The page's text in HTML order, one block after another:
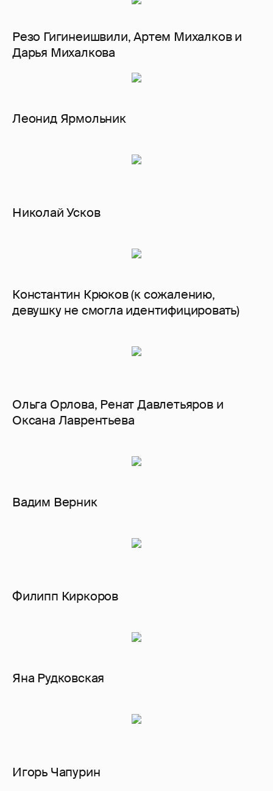
Резо Гигинеишвили, Артем Михалков и
Дарья Михалкова
Леонид Ярмольник
Николай Усков
Константин Крюков (к сожалению,
девушку не смогла идентифицировать)
Ольга Орлова, Ренат Давлетьяров и
Оксана Лаврентьева
Вадим Верник
Филипп Киркоров
Яна Рудковская
Игорь Чапурин